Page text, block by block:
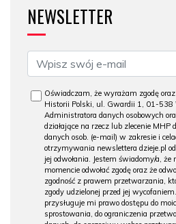
NEWSLETTER
Oświadczam, że wyrażam zgodę
Historii Polski, ul. Gwardii 1, 01-538
Administratora danych osobowych
działające na rzecz lub zlecenie MHP
danych osob. (e-mail) w zakresie i
otrzymywania newslettera dzieje.pl
jej odwołania. Jestem świadomy/a,
momencie odwołać zgodę oraz że
zgodność z prawem przetwarzania,
zgody udzielonej przed jej
przysługuje mi prawo dostępu do
sprostowania, do ograniczenia